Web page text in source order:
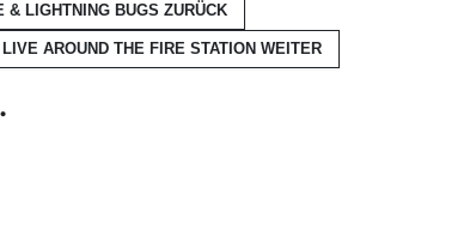
& LIGHTNING BUGS ZURÜCK
AROUND THE FIRE STATION WEITER